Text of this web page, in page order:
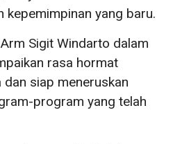
kepemimpinan yang baru.
Sigit Windarto dalam
rasa hormat
dan siap meneruskan
program yang telah